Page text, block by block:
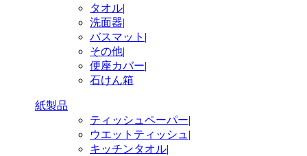
タオル|
洗面器|
バスマット |
その他|
便座カバー|
石けん箱
紙製品
ティッシュペーパー|
ウエットティッシュ |
キッチンタオル|